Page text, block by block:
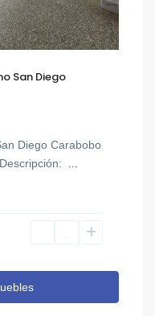
San Diego
Diego Carabobo
...